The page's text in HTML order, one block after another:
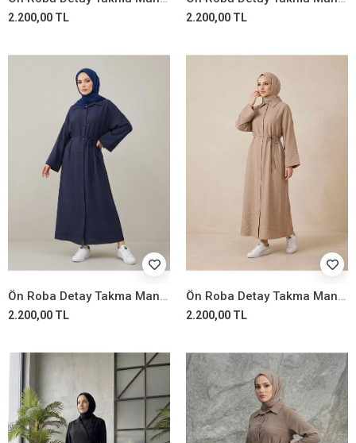
2.200,00 TL 2.200,00 TL
Ön Roba Detay Takma Manşet Elbise-Lacivert
2.200,00 TL
Ön Roba Detay Takma Manşet Elbise-Vizon
2.200,00 TL